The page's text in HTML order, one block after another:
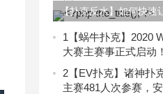
【扑克反水】如何快速
提高10倍！教练小班培
了！
1 【蜗牛扑克】2020
大赛主赛事正式启动！
2 【EV扑克】诸神扑
主赛481人次参赛，